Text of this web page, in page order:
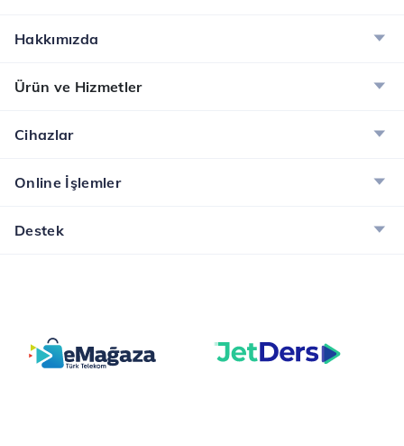
Hakkımızda
Ürün ve Hizmetler
Cihazlar
Online İşlemler
Destek